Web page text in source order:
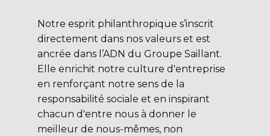
Notre esprit philanthropique s’inscrit
directement dans nos valeurs et est
ancrée dans l’ADN du Groupe Saillant.
Elle enrichit notre culture d'entreprise
en renforçant notre sens de la
responsabilité sociale et en inspirant
chacun d'entre nous à donner le
meilleur de nous-mêmes, non